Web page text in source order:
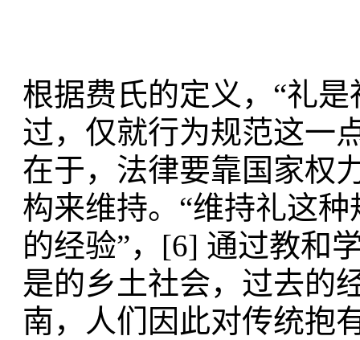
根据费氏的定义，“礼
过，仅就行为规范这一
在于，法律要靠国家权
构来维持。“维持礼这
的经验”，[6] 通过教和
是的乡土社会，过去的
南，人们因此对传统抱